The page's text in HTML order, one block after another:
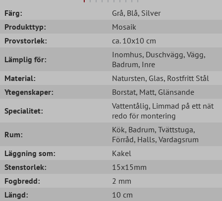
Färg: Grå, Blå, Silver
Produkttyp:
Mosaik
Provstorlek:
ca. 10x10 cm
Lämplig för:
Inomhus, Duschvägg, Vägg,
Badrum, Inre
Material:
Natursten, Glas, Rostfritt Stål
Ytegenskaper:
Borstat, Matt, Glänsande
Specialitet:
Vattentålig, Limmad på ett nät
redo för montering
Rum:
Kök, Badrum, Tvättstuga,
Förråd, Halls, Vardagsrum
Läggning som:
Kakel
Stenstorlek:
15x15mm
Fogbredd:
2 mm
Längd:
10 cm